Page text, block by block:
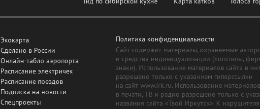
Экокарта
Сделано в России
Онлайн-табло аэропорта
Расписание электричек
Расписание поездов
Подписка на новости
Спецпроекты
Политика конфиденциальности
Сайт содержит материалы, охраняемые
и средства индивидуализации (логотипы,
знаки). Использование материалов сайта в
разрешено только с указанием гиперссылки
на сайт www.irk.ru. Использование
в печати, ТВ и радио разрешено только с
названия сайта «Твой Иркутск». К